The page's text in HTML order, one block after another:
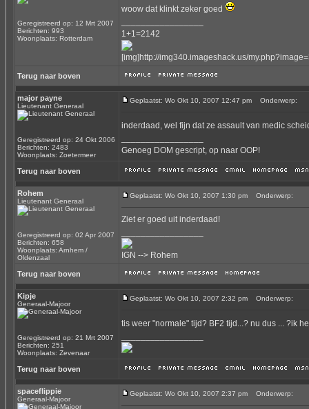
Geregistreerd op: 12 Mrt 2007
Berichten: 993
Woonplaats: Rotterdam
woow dat klinkt zeker goed
1+1=2142
[img]http://img340.imageshack.us/
Terug naar boven
major payne
Lieutenant Generaal
Geregistreerd op: 24 Okt 2006
Berichten: 2483
Woonplaats: Zoetermeer
Geplaatst: Wo Okt 10, 2007 12:47 pm Onderwerp:
inderdaad, wel fijn dat ze assault van medic
Genoeg DOM gescript, op naar OOP!
Terug naar boven
Rohem
Lieutenant Generaal
Geregistreerd op: 02 Apr 2007
Berichten: 658
Woonplaats: Arnhem /
Oldenzaal
Geplaatst: Wo Okt 10, 2007 1:30 pm Onderwerp:
Ziet er goed uit inderdaad!
IGN --> Rohem
Terug naar boven
Kipje
Generaal-Majoor
Geregistreerd op: 21 Mrt 2007
Berichten: 251
Woonplaats: Zevenaar
Geplaatst: Wo Okt 10, 2007 2:32 pm Onderwerp:
tis weer "normale" tijd? BF2 tijd...? nu dus ... ?ik
Terug naar boven
spaceflippie
Generaal-Majoor
Geplaatst: Wo Okt 10, 2007 2:37 pm Onderwerp: